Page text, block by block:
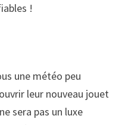
!
une météo peu
leur nouveau jouet
sera pas un luxe